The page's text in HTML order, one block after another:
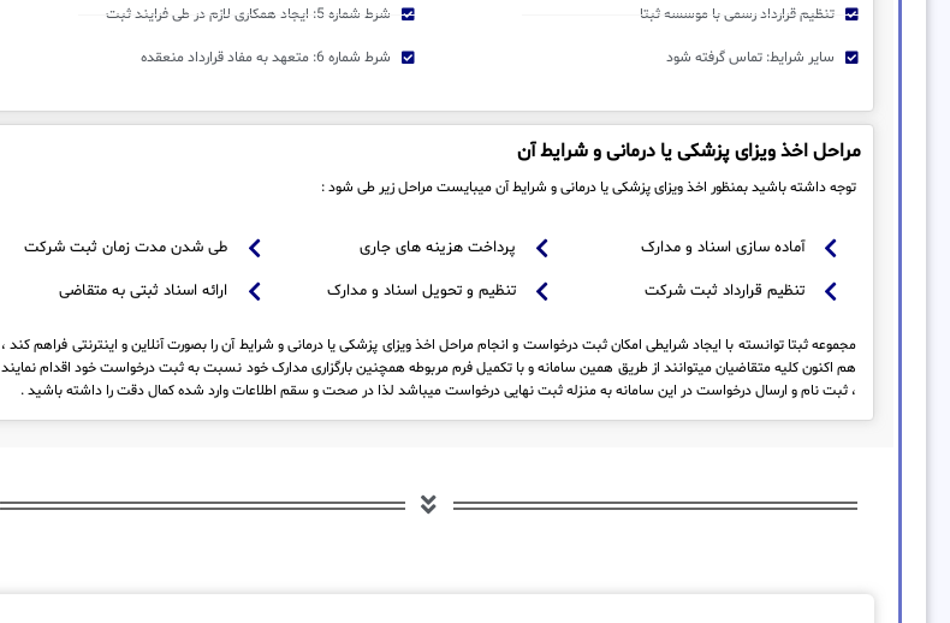
تنظیم قرارداد رسمی با موسسه ثبتا
سایر شرایط: تماس گرفته شود
شرط شماره 5: ایجاد همکاری لازم در طی فرایند ثبت
شرط شماره 6: متعهد به مفاد قرارداد منعقده
مراحل اخذ ویزای پزشکی یا درمانی و شرایط آن
توجه داشته باشید بمنظور اخذ ویزای پزشکی یا درمانی و شرایط آن میبایست مراحل زیر طی شود :
آماده سازی اسناد و مدارک
تنظیم قرارداد ثبت شرکت
پرداخت هزینه های جاری
تنظیم و تحویل اسناد و مدارک
طی شدن مدت زمان ثبت شرکت
ارائه اسناد ثبتی به متقاضی
مجموعه ثبتا توانسته با ایجاد شرایطی امکان ثبت درخواست و انجام مراحل اخذ ویزای پزشکی یا درمانی و شرایط آن را بصورت آنلاین و اینترنتی فراهم کند ،
هم اکنون کلیه متقاضیان میتوانند از طریق همین سامانه و با تکمیل فرم مربوطه همچنین بارگزاری مدارک خود نسبت به ثبت درخواست خود اقدام نمایند
، ثبت نام و ارسال درخواست در این سامانه به منزله ثبت نهایی درخواست میباشد لذا در صحت و سقم اطلاعات وارد شده کمال دقت را داشته باشید .